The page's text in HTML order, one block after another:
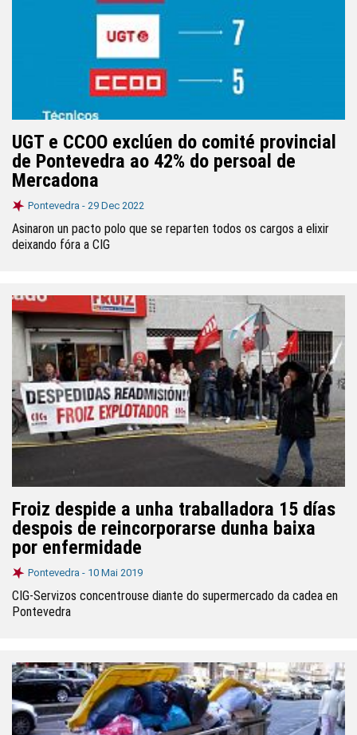
UGT e CCOO exclúen do comité provincial
de Pontevedra ao 42% do persoal de
Mercadona
Pontevedra - 29 Dec 2022
Asinaron un pacto polo que se reparten todos os cargos a elixir
deixando fóra a CIG
Froiz despide a unha traballadora 15 días
despois de reincorporarse dunha baixa
por enfermidade
Pontevedra - 10 Mai 2019
CIG-Servizos concentrouse diante do supermercado da cadea en
Pontevedra